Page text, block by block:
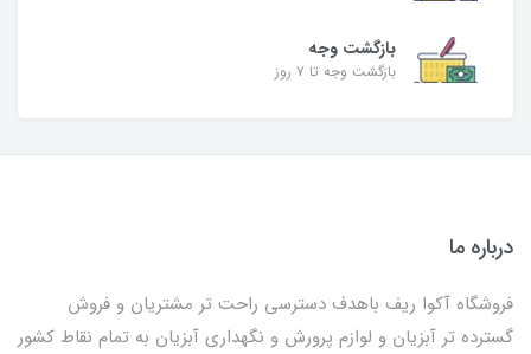
بازگشت وجه
بازگشت وجه تا ۷ روز
درباره ما
فروشگاه آکوا ریف باهدف دسترسی راحت تر مشتریان و فروش
گسترده تر آبزیان و لوازم پرورش و نگهداری آبزیان به تمام نقاط کشور